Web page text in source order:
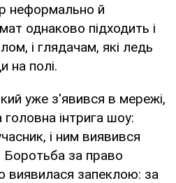
неформально й
однаково підходить і
і глядачам, які ледь
на полі.
уже з'явився в мережі,
інтрига шоу:
і ним виявився
Боротьба за право
виявилася запеклою: за